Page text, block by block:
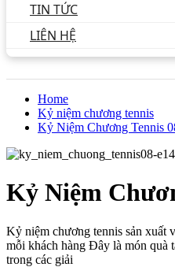
TIN TỨC
LIÊN HỆ
Home
Kỷ niệm chương tennis
Kỷ Niệm Chương Tennis
Kỷ Niệm
Kỷ niệm chương tennis sản xuất
mỗi khách hàng Đây là món quà
trong các giải